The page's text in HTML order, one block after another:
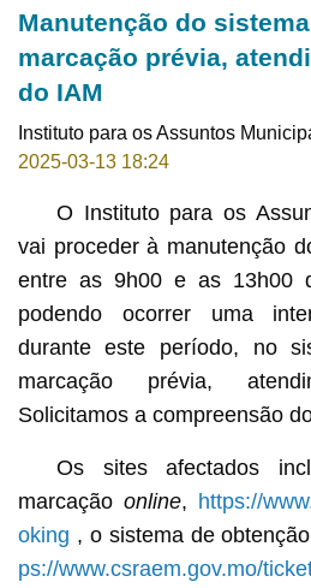
Manutenção do
marcação prévia,
do IAM
Instituto para os Assuntos
2025-03-13 18:24
O Instituto para os
vai proceder à manutenção
entre as 9h00 e as 13h00
podendo ocorrer uma
durante este período, no
marcação prévia,
Solicitamos a compreensão
Os sites afectados
marcação online, https://
oking , o sistema de
ps://www.csraem.gov.mo/